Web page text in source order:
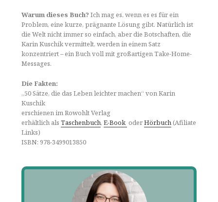
Warum dieses Buch?Ich mag es, wenn es es für ein
Problem, eine kurze, prägnante Lösung gibt. Natürlich ist
die Welt nicht immer so einfach, aber die Botschaften, die
Karin Kuschik vermittelt, werden in einem Satz
konzentriert – ein Buch voll mit großartigen Take-Home-
Messages.
Die Fakten:
„50 Sätze, die das Leben leichter machen“ von Karin
Kuschik
erschienen im Rowohlt Verlag
erhältlich alsTaschenbuch,E-Book oderHörbuch (Afiliate
Links)
ISBN: 978-3499013850